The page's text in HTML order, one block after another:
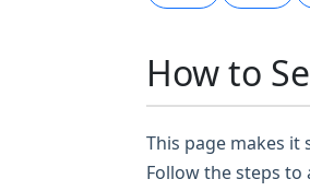
How to
This page makes it
Follow the steps to